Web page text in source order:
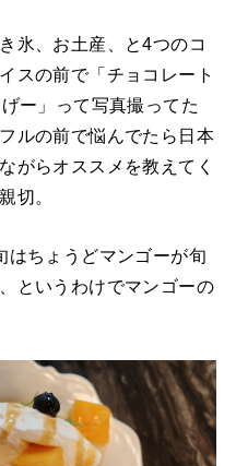
氷、お土産、と4つのコ
スの前で「チョコレート
ー」って写真撮ってた
ルの前で悩んでたら日本
がらオススメを教えてく
切。
はちょうどマンゴーが旬
というわけでマンゴーの